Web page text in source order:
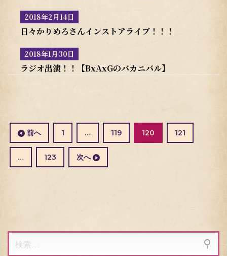
2018年2月14日
日々かりめろさんインストアライブ！！！
2018年1月30日
ラジオ出演！！【BxAxGのバカニバル】
ペ
ー
ジ
前へ
固
定
ー
1 …
固
定
119 120
固
定
121
…
固
定
123 次へ
索: